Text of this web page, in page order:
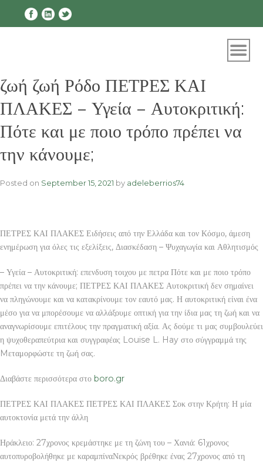
ζωή ζωή Ρόδο ΠΕΤΡΕΣ ΚΑΙ
ΠΛΑΚΕΣ – Υγεία – Αυτοκριτική:
Πότε και με ποιο τρόπο πρέπει να
την κάνουμε;
Posted on September 15, 2021 by adeleberrios74
ΠΕΤΡΕΣ ΚΑΙ ΠΛΑΚΕΣ Ειδήσεις από την Ελλάδα και τον Κόσμο, άμεση
ενημέρωση για όλες τις εξελίξεις, Διασκέδαση – Ψυχαγωγία και Αθλητισμός
– Υγεία – Αυτοκριτική: επενδυση τοιχου με πετρα Πότε και με ποιο τρόπο
πρέπει να την κάνουμε; ΠΕΤΡΕΣ ΚΑΙ ΠΛΑΚΕΣ Αυτοκριτική δεν σημαίνει
να πληγώνουμε και να κατακρίνουμε τον εαυτό μας. Η αυτοκριτική είναι ένα
μέσο για να μπορέσουμε να αλλάξουμε οπτική για την ίδια μας τη ζωή και να
αναγνωρίσουμε επιτέλους την πραγματική αξία. Ας δούμε τι μας συμβουλεύει
η ψυχοθεραπεύτρια και συγγραφέας Louise L. Hay στο σύγγραμμά της
Mεταμορφώστε τη ζωή σας.
Διαβάστε περισσότερα στο boro.gr
ΠΕΤΡΕΣ ΚΑΙ ΠΛΑΚΕΣ ΠΕΤΡΕΣ ΚΑΙ ΠΛΑΚΕΣ Σοκ στην Κρήτη: Η μία
αυτοκτονία μετά την άλλη
Ηράκλειο: 27χρονος κρεμάστηκε με τη ζώνη του – Χανιά: 61χρονος
αυτοπυροβολήθηκε με καραμπίναΝεκρός βρέθηκε ένας 27χρονος από τη